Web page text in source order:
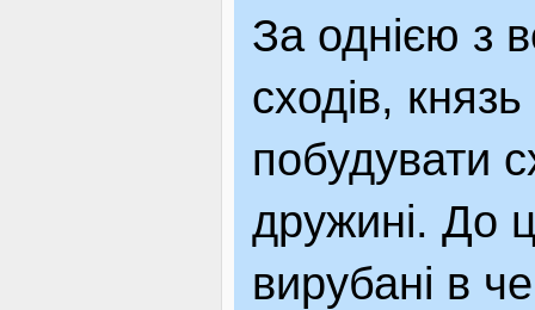
За однією з
сходів,
побудувати
дружині. До
вирубані в